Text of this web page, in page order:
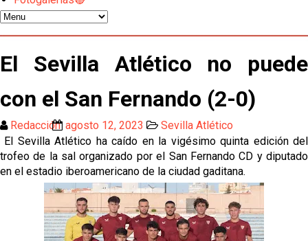
El Sevilla continúa con despidos y rechaza una
oferta de 420 millones por el club
para el ataque nervionense
Los contratiempos para García Plaza por la mala
gestión de un inválido Consejo
El Sevilla C se queda en Tercera Federación
Atlético y Getafe agitan el mercado de LaLiga
Luis García Plaza: No sufrir ya es un paso adelante
El Sevilla Atlético no puede
con el San Fernando (2-0)
Redacción agosto 12, 2023
Sevilla Atlético
El Sevilla Atlético ha caído en la vigésimo quinta edición del
trofeo de la sal organizado por el San Fernando CD y diputado
en el estadio iberoamericano de la ciudad gaditana.